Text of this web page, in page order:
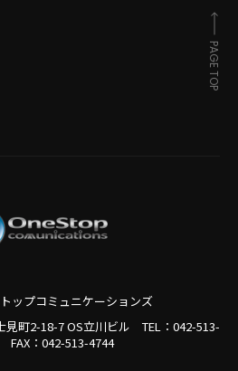
ップコミュニケーションズ
見町2-18-7 OS立川ビル TEL： 042-513-
FAX：042-513-4744
PAGE TOP